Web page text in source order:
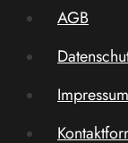
AGB
Impressum